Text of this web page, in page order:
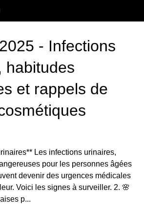
- Infections
habitudes
et rappels de
Les infections urinaires,
pour les personnes âgées
devenir des urgences médicales
Voici les signes à surveiller. 2. 🌸
p...